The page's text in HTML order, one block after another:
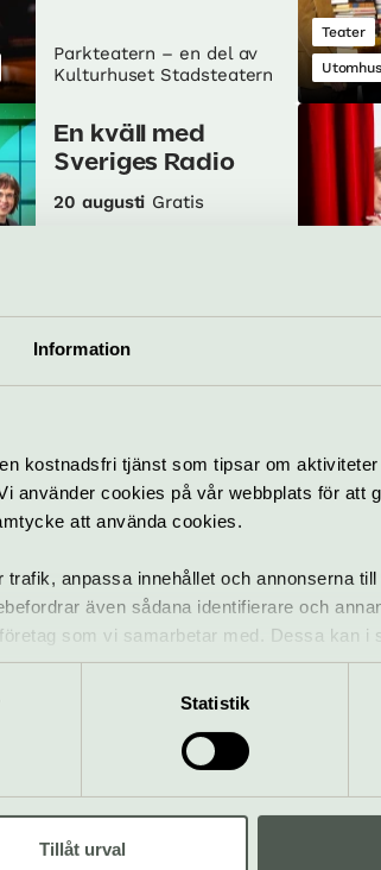
Information
kostnadsfri tjänst som tipsar om
använder cookies på vår webbplats för att
att använda cookies.
anpassa innehållet och annonserna
även sådana identifierare och
som vi samarbetar med. Dessa kan i
eller som de har samlat in när du
Statistik
Tillåt urval
Parkteatern – en del av
Kulturhuset Stadsteatern
Teater
Utomhus
En kväll med
Sveriges Radio
20 augusti Gratis
Min Leander
23 augusti Gratis
Parkteatern – en del av
Kulturhuset Stadsteatern
Jam/
Konsert
Stand up i Vitan
med Ahmed & CO
27 augusti Gratis
Parkteatern – en del av
Kulturhuset Stadsteatern
Barbro Barbro
3 september